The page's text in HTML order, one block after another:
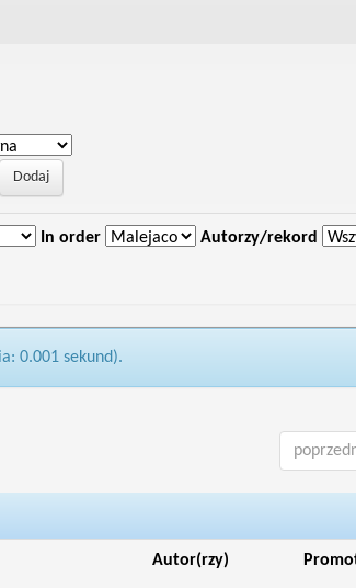
In order Autorzy/rekord
0.001 sekund).
Autor(rzy)